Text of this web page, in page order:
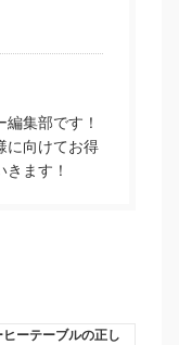
集部です！
に向けてお得
ます！
ーテーブルの正し